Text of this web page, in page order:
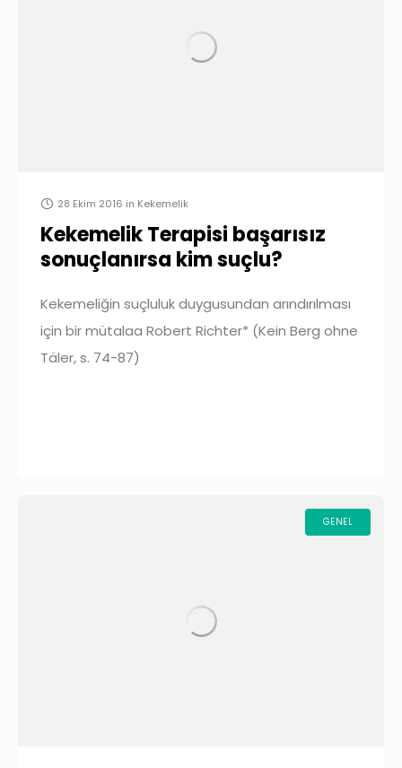
28 Ekim 2016 in Kekemelik
Kekemelik Terapisi başarısız
sonuçlanırsa kim suçlu?
Kekemeliğin suçluluk duygusundan arındırılması
için bir mütalaa Robert Richter* (Kein Berg ohne
Täler, s. 74-87)
GENEL